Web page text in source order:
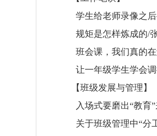
学生给老师录像之后
规矩是怎样炼成的/
班会课，我们真的
让一年级学生学会
【班级发展与管理】
入场式要磨出“教育”
关于班级管理中“分